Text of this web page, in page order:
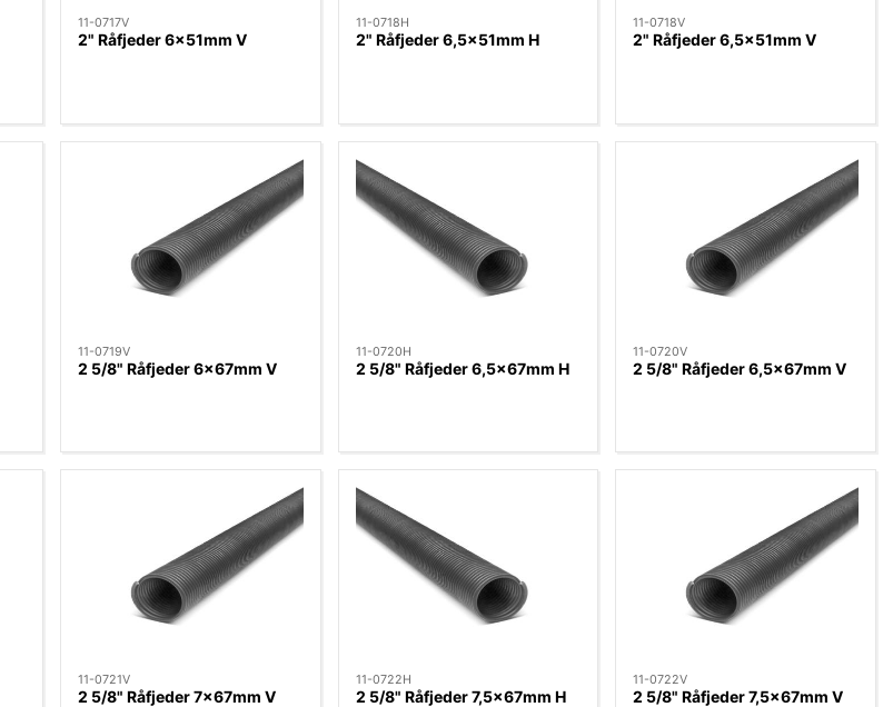
11-0717V
2" Råfjeder 6x51mm V
11-0718H
2" Råfjeder 6,5x51mm H
11-0718V
2" Råfjeder 6,5x51mm V
11-0719V
2 5/8" Råfjeder 6x67mm V
11-0720H
2 5/8" Råfjeder 6,5x67mm H
11-0720V
2 5/8" Råfjeder 6,5x67mm V
11-0721V
2 5/8" Råfjeder 7x67mm V
11-0722H
2 5/8" Råfjeder 7,5x67mm H
11-0722V
2 5/8" Råfjeder 7,5x67mm V